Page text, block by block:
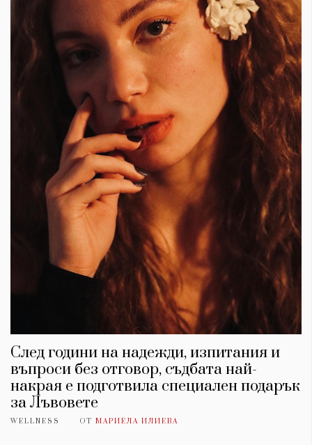
След години на надежди, изпитания и
въпроси без отговор, съдбата най-
накрая е подготвила специален подарък
за Лъвовете
WELLNESS ОТ МАРИЕЛА ИЛИЕВА